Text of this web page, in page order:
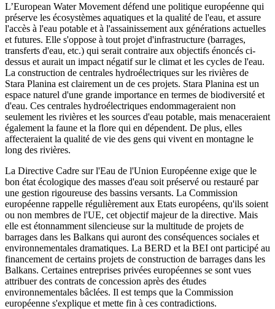
L’European Water Movement défend une politique européenne qui
préserve les écosystèmes aquatiques et la qualité de l'eau, et assure
l'accès à l'eau potable et à l'assainissement aux générations actuelles
et futures. Elle s'oppose à tout projet d'infrastructure (barrages,
transferts d'eau, etc.) qui serait contraire aux objectifs énoncés ci-
dessus et aurait un impact négatif sur le climat et les cycles de l'eau.
La construction de centrales hydroélectriques sur les rivières de
Stara Planina est clairement un de ces projets. Stara Planina est un
espace naturel d'une grande importance en termes de biodiversité et
d'eau. Ces centrales hydroélectriques endommageraient non
seulement les rivières et les sources d'eau potable, mais menaceraient
également la faune et la flore qui en dépendent. De plus, elles
affecteraient la qualité de vie des gens qui vivent en montagne le
long des rivières.
La Directive Cadre sur l'Eau de l'Union Européenne exige que le
bon état écologique des masses d'eau soit préservé ou restauré par
une gestion rigoureuse des bassins versants. La Commission
européenne rappelle régulièrement aux Etats européens, qu'ils soient
ou non membres de l'UE, cet objectif majeur de la directive. Mais
elle est étonnamment silencieuse sur la multitude de projets de
barrages dans les Balkans qui auront des conséquences sociales et
environnementales dramatiques. La BERD et la BEI ont participé au
financement de certains projets de construction de barrages dans les
Balkans. Certaines entreprises privées européennes se sont vues
attribuer des contrats de concession après des études
environnementales bâclées. Il est temps que la Commission
européenne s'explique et mette fin à ces contradictions.